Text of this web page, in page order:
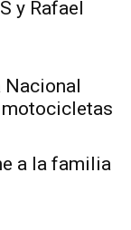
y Rafael
Nacional
motocicletas
a la familia